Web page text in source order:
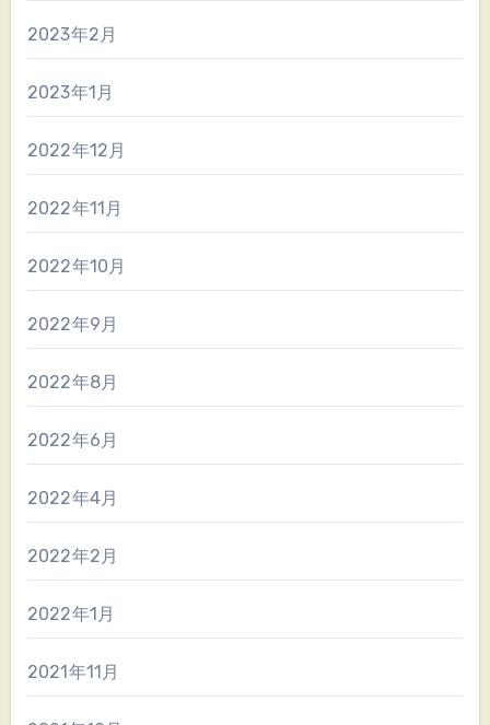
2023年2月
2023年1月
2022年12月
2022年11月
2022年10月
2022年9月
2022年8月
2022年6月
2022年4月
2022年2月
2022年1月
2021年11月